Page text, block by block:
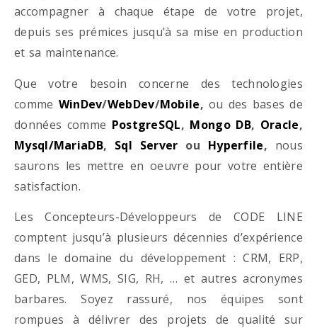
accompagner à chaque étape de votre projet,
depuis ses prémices jusqu’à sa mise en production
et sa maintenance.
Que votre besoin concerne des technologies
comme WinDev/WebDev/Mobile, ou des bases de
données comme PostgreSQL, Mongo DB, Oracle,
Mysql/MariaDB, Sql Server ou Hyperfile, nous
saurons les mettre en oeuvre pour votre entière
satisfaction.
Les Concepteurs-Développeurs de CODE LINE
comptent jusqu’à plusieurs décennies d’expérience
dans le domaine du développement : CRM, ERP,
GED, PLM, WMS, SIG, RH, … et autres acronymes
barbares. Soyez rassuré, nos équipes sont
rompues à délivrer des projets de qualité sur